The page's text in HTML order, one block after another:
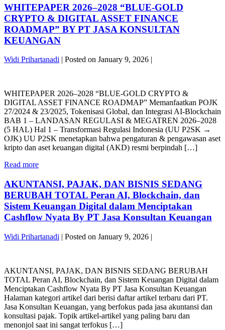
(Kajian
PT
Jasa
Konsultan
Keuangan
Updated
2025)
By
PT
Jasa
Konsultan
Keuangan
Parkir
Liar:
Ancaman
Serius
bagi
PKL,
Kecil
(Kajian
PT
Jasa
Konsultan
Keuangan
—
&
SEO
2025)
By
PT
Jasa
Keuangan
WHITEPAPER 2026–2028 “BLUE-GOLD
CRYPTO & DIGITAL ASSET FINANCE
ROADMAP” BY PT JASA KONSULTAN
KEUANGAN
Widi Prihartanadi | Posted on January 9, 2026 |
2028
“BLUE-
GOLD
CRYPTO
&
DIGITAL
ASSET
ROADMAP”
PT
JASA
KONSULTAN
KEUANGAN
WHITEPAPER 2026–2028 “BLUE-GOLD CRYPTO &
DIGITAL ASSET FINANCE ROADMAP” Memanfaatkan POJK
27/2024 & 23/2025, Tokenisasi Global, dan Integrasi AI-Blockchain
BAB 1 – LANDASAN REGULASI & MEGATREN 2026–2028
(5 HAL) Hal 1 – Transformasi Regulasi Indonesia (UU P2SK →
OJK) UU P2SK menetapkan bahwa pengaturan & pengawasan aset
kripto dan aset keuangan digital (AKD) resmi berpindah […]
Read moreWHITEPAPER
2028
“BLUE-
GOLD
CRYPTO
&
ASSET
PT
JASA
KONSULTAN
KEUANGAN
AKUNTANSI, PAJAK, DAN BISNIS SEDANG
BERUBAH TOTAL Peran AI, Blockchain, dan
Sistem Keuangan Digital dalam Menciptakan
Cashflow Nyata By PT Jasa Konsultan Keuangan
Widi Prihartanadi | Posted on January 9, 2026 |
DAN
BISNIS
SEDANG
BERUBAH
TOTAL
Peran
AI,
AKUNTANSI, PAJAK, DAN BISNIS SEDANG BERUBAH
TOTAL Peran AI, Blockchain, dan Sistem Keuangan Digital dalam
Menciptakan Cashflow Nyata By PT Jasa Konsultan Keuangan
Halaman kategori artikel dari berisi daftar artikel terbaru dari PT.
Jasa Konsultan Keuangan, yang berfokus pada jasa akuntansi dan
konsultasi pajak. Topik artikel-artikel yang paling baru dan
menonjol saat ini sangat terfokus […]